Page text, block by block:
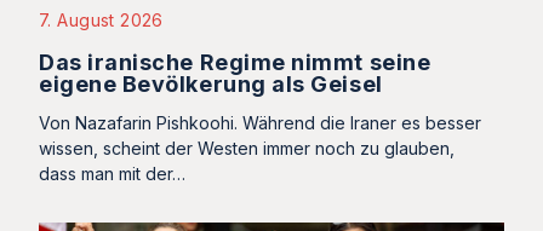
7. August 2026
Das iranische Regime nimmt seine
eigene Bevölkerung als Geisel
Von Nazafarin Pishkoohi. Während die Iraner es besser
wissen, scheint der Westen immer noch zu glauben,
dass man mit der…